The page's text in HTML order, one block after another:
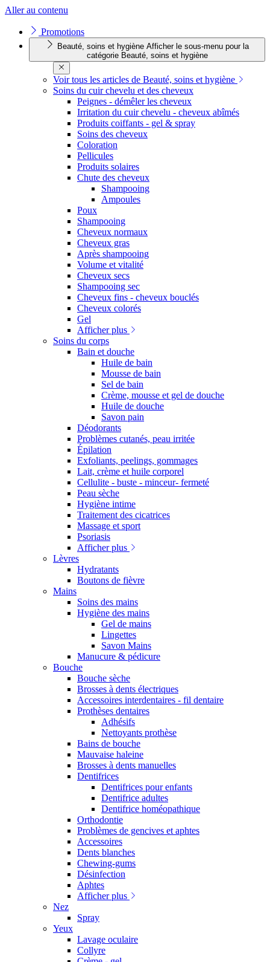
Aller au contenu
Promotions
Beauté, soins et hygiène Afficher le sous-menu pour la
catégorie Beauté, soins et hygiène
Voir tous les articles de Beauté, soins et hygiène
Soins du cuir chevelu et des cheveux
Peignes - démêler les cheveux
Irritation du cuir chevelu - cheveux abîmés
Produits coiffants - gel & spray
Soins des cheveux
Coloration
Pellicules
Produits solaires
Chute des cheveux
Shampooing
Ampoules
Poux
Shampooing
Cheveux normaux
Cheveux gras
Après shampooing
Volume et vitalité
Cheveux secs
Shampooing sec
Cheveux fins - cheveux bouclés
Cheveux colorés
Gel
Afficher plus
Soins du corps
Bain et douche
Huile de bain
Mousse de bain
Sel de bain
Crème, mousse et gel de douche
Huile de douche
Savon pain
Déodorants
Problèmes cutanés, peau irritée
Épilation
Exfoliants, peelings, gommages
Lait, crème et huile corporel
Cellulite - buste - minceur- fermeté
Peau sèche
Hygiène intime
Traitement des cicatrices
Massage et sport
Psoriasis
Afficher plus
Lèvres
Hydratants
Boutons de fièvre
Mains
Soins des mains
Hygiène des mains
Gel de mains
Lingettes
Savon Mains
Manucure & pédicure
Bouche
Bouche sèche
Brosses à dents électriques
Accessoires interdentaires - fil dentaire
Prothèses dentaires
Adhésifs
Nettoyants prothèse
Bains de bouche
Mauvaise haleine
Brosses à dents manuelles
Dentifrices
Dentifrices pour enfants
Dentifrice adultes
Dentifrice homéopathique
Orthodontie
Problèmes de gencives et aphtes
Accessoires
Dents blanches
Chewing-gums
Désinfection
Aphtes
Afficher plus
Nez
Spray
Yeux
Lavage oculaire
Collyre